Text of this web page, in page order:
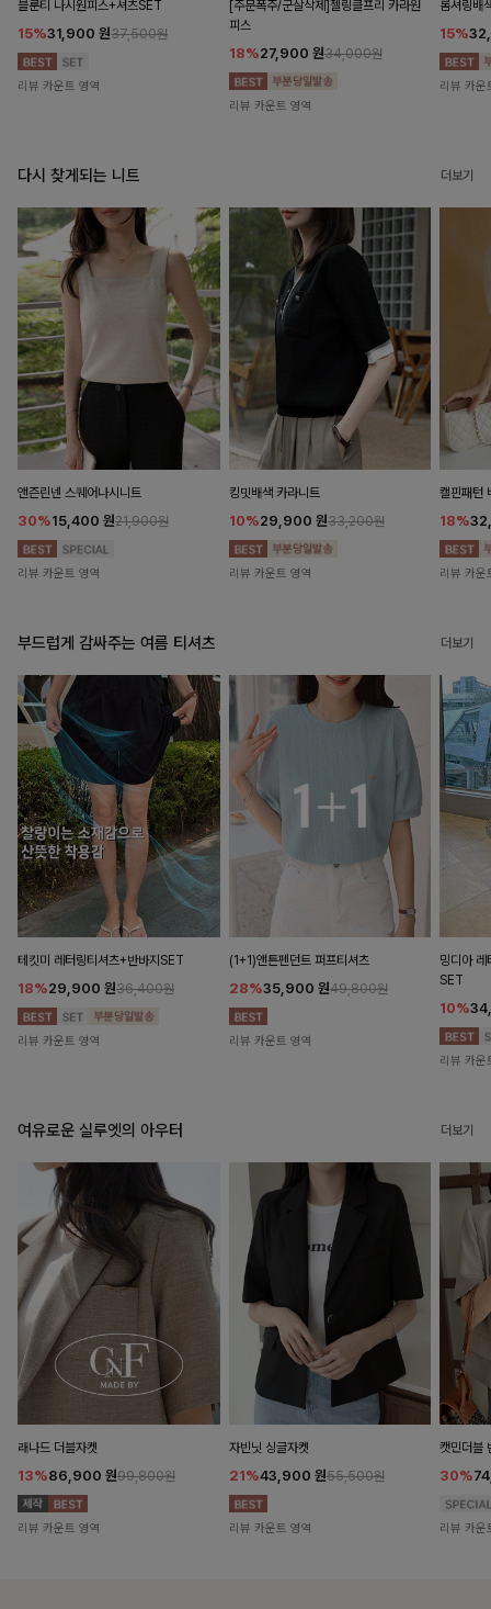
블룬티 나시원피스+셔츠SET
15%31,900 원37,500원
리뷰 카운트 영역
[주문폭주/군살삭제]젤링클프리 카라원
피스
18%27,900 원34,000원
리뷰 카운트 영역
롬셔링배
15%
리뷰 카운
다시 찾게되는 니트 더보기
앤즌린넨 스퀘어나시니트
30%15,400 원21,900원
리뷰 카운트 영역
킹밋배색 카라니트
10%29,900 원33,200원
리뷰 카운트 영역
캘핀패턴
18%
리뷰 카운
부드럽게 감싸주는 여름 티셔츠 더보기
테킷미 레터링티셔츠+반바지SET
18%29,900 원36,400원
리뷰 카운트 영역
(1+1)앤튼펜던트 퍼프티셔츠
28%35,900 원49,800원
리뷰 카운트 영역
밍디아 레
SET
10%
리뷰 카운
여유로운 실루엣의 아우터 더보기
래나드 더블자켓
13%86,900 원99,800원
리뷰 카운트 영역
자빈닛 싱글자켓
21%43,900 원55,500원
리뷰 카운트 영역
캣민더블
30%
리뷰 카운